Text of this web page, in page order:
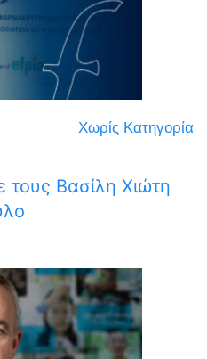
Χωρίς Κατηγορία
τους Βασίλη Χιώτη